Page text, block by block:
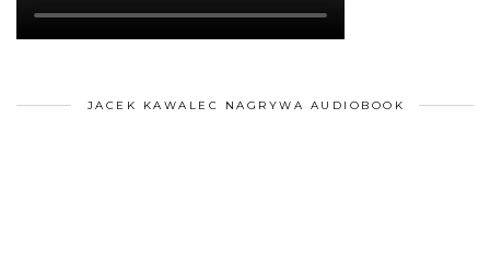
JACEK KAWALEC NAGRYWA AUDIOBOOK